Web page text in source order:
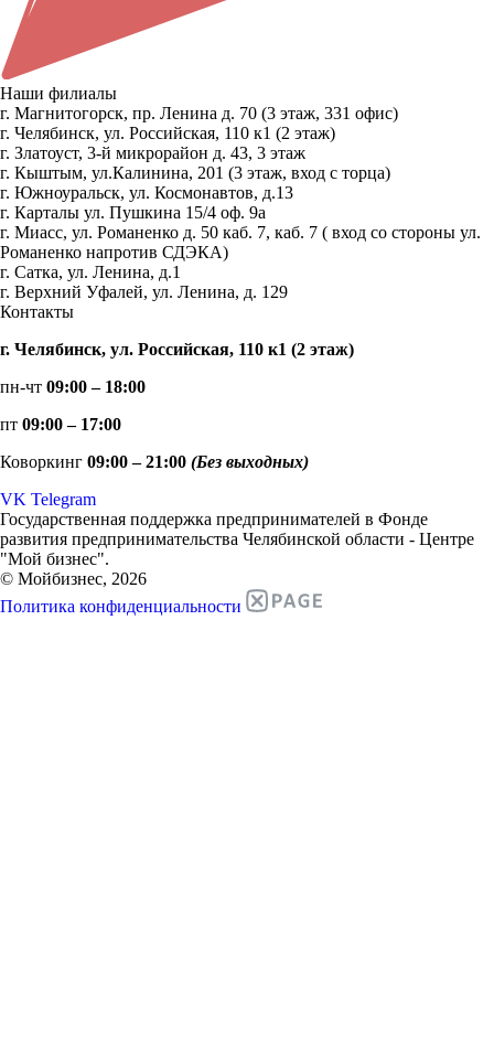
Наши филиалы
г. Магнитогорск, пр. Ленина д. 70 (3 этаж, 331 офис)
г. Челябинск, ул. Российская, 110 к1 (2 этаж)
г. Златоуст, 3-й микрорайон д. 43, 3 этаж
г. Кыштым, ул.Калинина, 201 (3 этаж, вход с торца)
г. Южноуральск, ул. Космонавтов, д.13
г. Карталы ул. Пушкина 15/4 оф. 9а
г. Миасс, ул. Романенко д. 50 каб. 7, каб. 7 ( вход со стороны ул.
Романенко напротив СДЭКА)
г. Сатка, ул. Ленина, д.1
г. Верхний Уфалей, ул. Ленина, д. 129
Контакты
г. Челябинск, ул. Российская, 110 к1 (2 этаж)
пн-чт 09:00 – 18:00
пт 09:00 – 17:00
Коворкинг 09:00 – 21:00 (Без выходных)
VK Telegram
Государственная поддержка предпринимателей в Фонде
развития предпринимательства Челябинской области - Центре
"Мой бизнес".
© Мойбизнес, 2026
Политика конфиденциальности